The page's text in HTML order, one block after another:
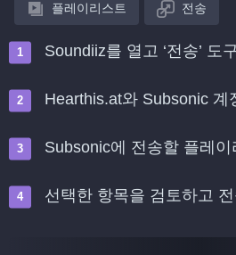
플레이리스트 전송
Soundiiz를 열고 ‘전송’ 도
Hearthis.at와 Subsonic 계
Subsonic에 전송할 플레
선택한 항목을 검토하고